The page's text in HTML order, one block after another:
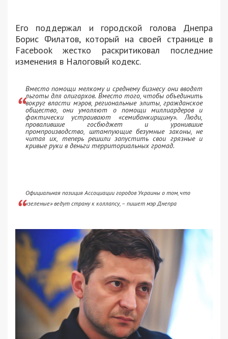
Его поддержал и городской голова Днепра
Борис Филатов, который на своей странице в
Facebook жестко раскритиковал последние
изменения в Налоговый кодекс.
Вместо помощи мелкому и среднему бизнесу они вводят
льготы для олигархов. Вместо того, чтобы объединить
вокруг власти мэров, региональные элиты, гражданское
общество, они умоляют о помощи миллиардеров и
фактически устраивают «семибанкирщину». Люди,
провалившие госбюджет и уронившие
промпроизводство, штампующие безумные законы, не
читая их, теперь решили запустить свои грязные и
кривые руки в деньги территориальных громад.
Официальная позиция Ассоциации городов Украины о том, что
«зеленые» ведут страну к коллапсу, – пишет мэр Днепра